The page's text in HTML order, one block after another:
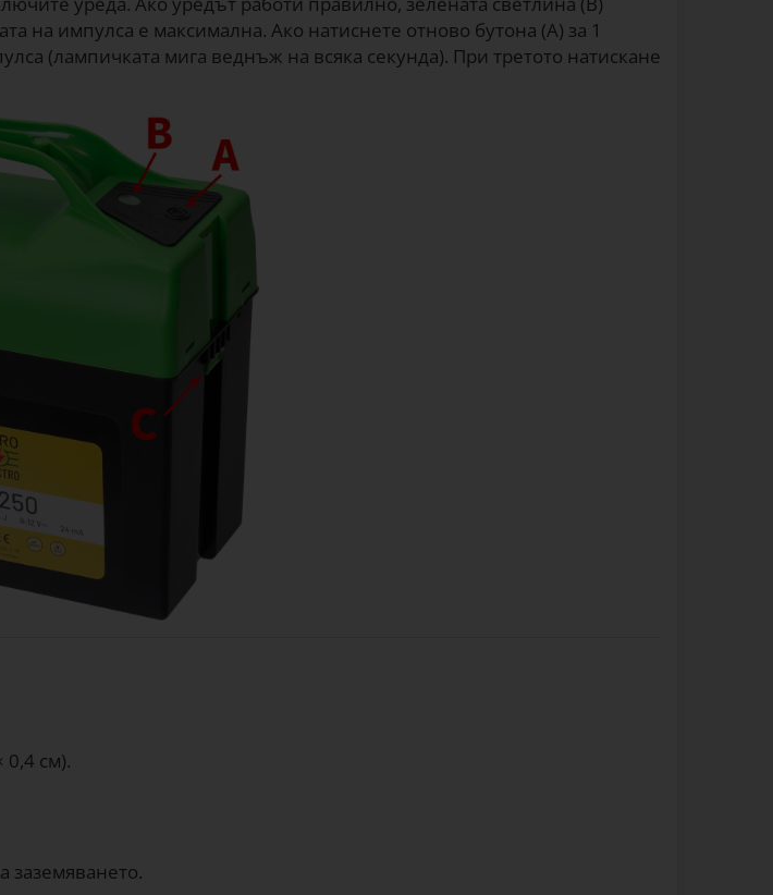
на импулса е максимална. Ако натиснете отново бутона (А) за 1
(лампичката мига веднъж на всяка секунда). При третото натискане
0,4 см).
заземяването.